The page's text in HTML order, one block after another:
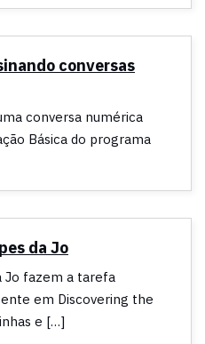
conversas
conversa numérica
Básica do programa
da Jo
Jo fazem a tarefa
em Discovering the
e […]